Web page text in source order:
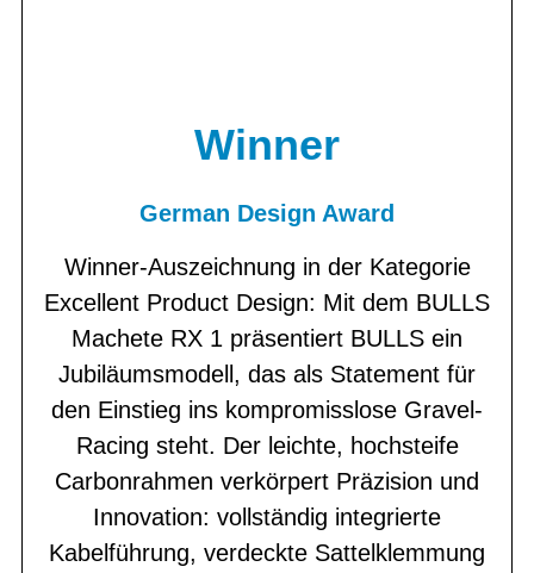
Winner
German Design Award
Winner-Auszeichnung in der Kategorie
Excellent Product Design: Mit dem BULLS
Machete RX 1 präsentiert BULLS ein
Jubiläumsmodell, das als Statement für
den Einstieg ins kompromisslose Gravel-
Racing steht. Der leichte, hochsteife
Carbonrahmen verkörpert Präzision und
Innovation: vollständig integrierte
Kabelführung, verdeckte Sattelklemmung